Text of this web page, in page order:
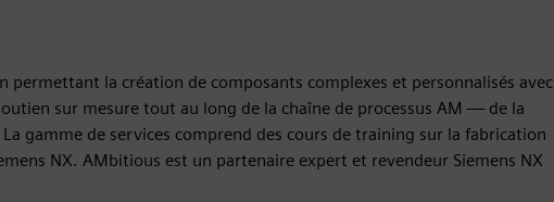
la création de composants complexes et personnalisés avec
sur mesure tout au long de la chaîne de processus AM — de la
gamme de services comprend des cours de training sur la fabrication
NX. AMbitious est un partenaire expert et revendeur Siemens NX